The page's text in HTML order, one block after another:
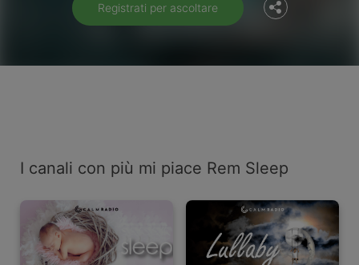
Registrati per ascoltare
I canali con più mi piace Rem Sleep